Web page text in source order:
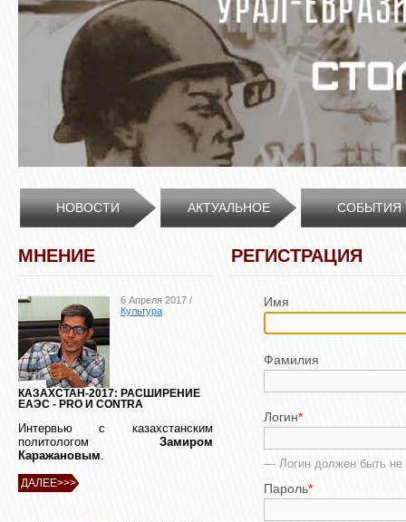
НОВОСТИ АКТУАЛЬНОЕ СОБЫТИЯ
МНЕНИЕ
6 Апреля 2017 /
Культура
КАЗАХСТАН-2017: РАСШИРЕНИЕ
ЕАЭС - PRO И CONTRA
Интервью с казахстанским
политологом Замиром
Каражановым.
ДАЛЕЕ>>>
РЕГИСТРАЦИЯ
Имя
Фамилия
Логин*
— Логин должен быть не
Пароль*